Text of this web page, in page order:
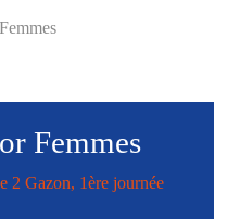
Femmes
2 Gazon, 1ère journée